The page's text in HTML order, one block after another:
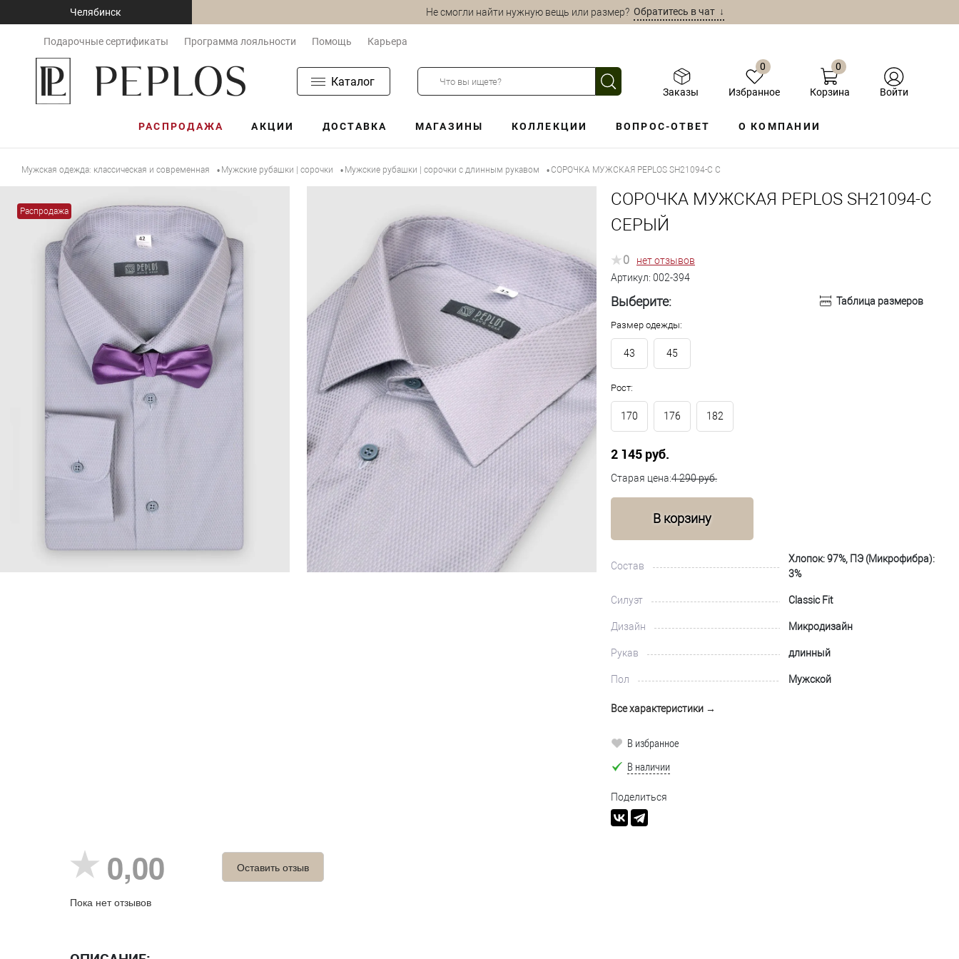
Челябинск Не смогли найти нужную вещь или размер?Обратитесь в чат ↓
Подарочные сертификаты Программа лояльности Помощь Карьера
Каталог
Заказы
0
Избранное
0
Корзина Войти
РАСПРОДАЖА АКЦИИ ДОСТАВКА МАГАЗИНЫ КОЛЛЕКЦИИ ВОПРОС-ОТВЕТ О КОМПАНИИ
Мужская одежда: классическая и современная • Мужские рубашки | сорочки • Мужские рубашки | сорочки с длинным рукавом •СОРОЧКА МУЖСКАЯ PEPLOS SH21094-С СЕРЫЙ
Распродажа
СОРОЧКА МУЖСКАЯ PEPLOS SH21094-С
СЕРЫЙ
0
нет отзывов
Артикул: 002-394
Выберите: Таблица размеров
Размер одежды:
43 45
Рост:
170 176 182
2 145 руб.
Старая цена:4 290 руб.
В корзину
Состав
Хлопок: 97%, ПЭ (Микрофибра):
3%
Силуэт Classic Fit
Дизайн Микродизайн
Рукав длинный
Пол Мужской
Все характеристики →
В избранное
В наличии
Поделиться
0,00
Пока нет отзывов
Оставить отзыв